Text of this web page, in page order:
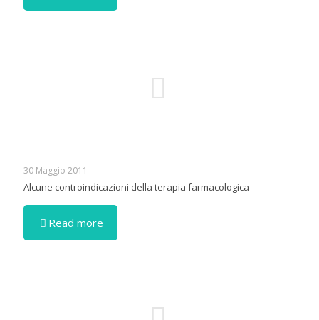
30 Maggio 2011
Alcune controindicazioni della terapia farmacologica
Read more